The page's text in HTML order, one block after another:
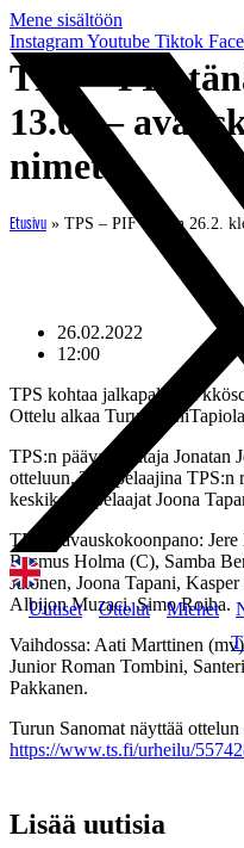
Mene sisältöön
InstagramYoutube Tiktok
Uutiset Ottelut Miehet
TPS – PIF
13.00 –
nimetty
Etusivu » TPS – PIF tänään 26.2.
26.02.2022
12:00
TPS kohtaa jalkapallon
Ottelu alkaa Turun
TPS:n päävalmentaja Jonatan
otteluun. Testipelaajina TPS:n
keskikenttäpelaajat Joona
TPS:n avauskokoonpano:
Rasmus Holma (C), Samba
Jalonen, Joona Tapani,
Albijon Muzaci, Simo Roiha.
Vaihdossa: Aati Marttinen
Junior Roman Tombini,
Pakkanen.
Turun Sanomat näyttää
https://www.ts.fi/urheilu/
Lisää uutisia